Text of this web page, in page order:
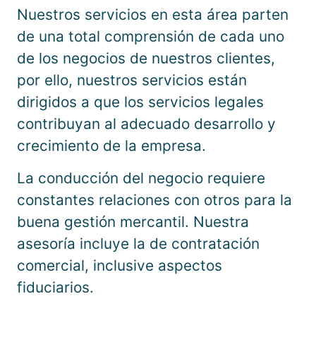
Nuestros servicios en esta área parten
de una total comprensión de cada uno
de los negocios de nuestros clientes,
por ello, nuestros servicios están
dirigidos a que los servicios legales
contribuyan al adecuado desarrollo y
crecimiento de la empresa.
La conducción del negocio requiere
constantes relaciones con otros para la
buena gestión mercantil. Nuestra
asesoría incluye la de contratación
comercial, inclusive aspectos
fiduciarios.